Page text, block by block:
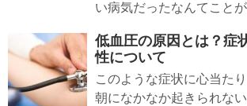
い病気だったなんてこと
低血圧の原因とは？症
性について
このような症状に心当た
朝になかなか起きられな